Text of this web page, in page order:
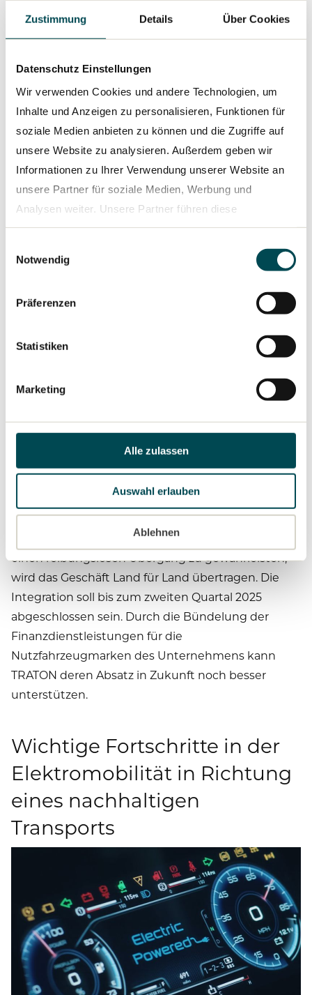
Zustimmung Details Über Cookies
Datenschutz Einstellungen
Wir verwenden Cookies und andere Technologien, um
Inhalte und Anzeigen zu personalisieren, Funktionen für
soziale Medien anbieten zu können und die Zugriffe auf
unsere Website zu analysieren. Außerdem geben wir
Informationen zu Ihrer Verwendung unserer Website an
unsere Partner für soziale Medien, Werbung und
Analysen weiter. Unsere Partner führen diese
Informationen möglicherweise mit weiteren Daten
zusammen, die Sie ihnen bereitgestellt haben oder die
sie im Rahmen Ihrer Nutzung der Dienste gesammelt
Notwendig
Präferenzen
Statistiken
Marketing
Alle zulassen
Auswahl erlauben
Ablehnen
Fahrzeugvernetzung.
TRATON zeigte im ersten Halbjahr eine sehr gute
Leistung, wobei die bereinigte operative
Umsatzrendite mit 21,5 % auf einem hohen Niveau
geblieben ist.
Strategische
Weiterentwicklung von
TRATON erreichte im Juli einen weiteren wichtigen
Rahmenvereinbarung mit Volkswagen Financial
Übernahme wesentlicher Teile des weltweiten
VWTB ist der nächste logische Schritt in der
globalen, konzerneigenen und integrierten
Finanzdienstleistungsgeschäft der TRATON
GROUP.
Die Transaktion umfasst den Verkauf und die
Übertragung der Rechte zur Bereitstellung von
Finanzlösungen für MAN- und VWTB-Kunden. Um
einen reibungslosen Übergang zu gewährleisten,
wird das Geschäft Land für Land übertragen. Die
Integration soll bis zum zweiten Quartal 2025
abgeschlossen sein. Durch die Bündelung der
Finanzdienstleistungen für die
Nutzfahrzeugmarken des Unternehmens kann
TRATON deren Absatz in Zukunft noch besser
unterstützen.
Wichtige Fortschritte in der
Elektromobilität in Richtung
eines nachhaltigen
Transports